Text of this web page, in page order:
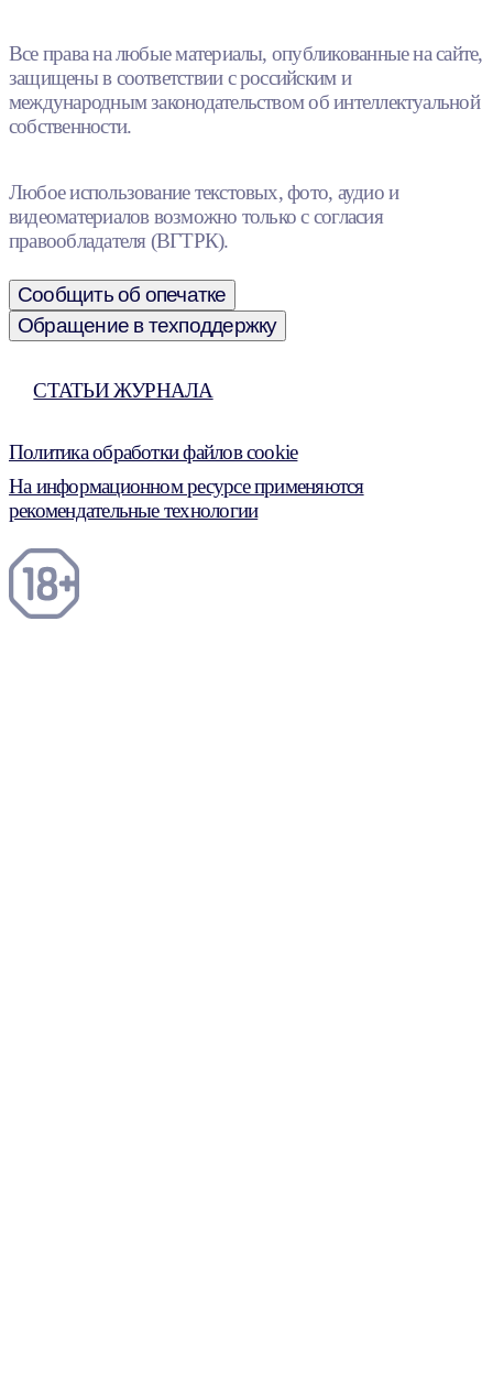
Все права на любые материалы, опубликованные на сайте,
защищены в соответствии с российским и
международным законодательством об интеллектуальной
собственности.
Любое использование текстовых, фото, аудио и
видеоматериалов возможно только с согласия
правообладателя (ВГТРК).
Сообщить об опечатке
Обращение в техподдержку
СТАТЬИ ЖУРНАЛА
Политика обработки файлов cookie
На информационном ресурсе применяются
рекомендательные технологии